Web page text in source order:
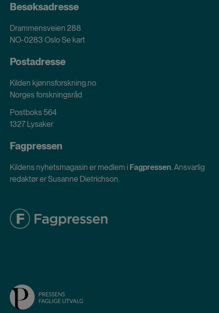
Besøksadresse
Drammensveien 288
NO-0283 OsloSe kart
Postadresse
Kilden kjønnsforskning.no
Norges forskningsråd
Postboks 564
1327 Lysaker
Fagpressen
Kildens nyhetsmagasin er medlem i Fagpressen. Ansvarlig
redaktør er Susanne Dietrichson.